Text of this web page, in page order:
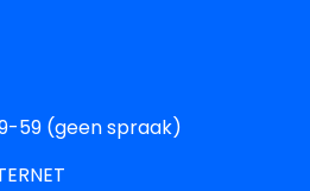
59 (geen spraak)